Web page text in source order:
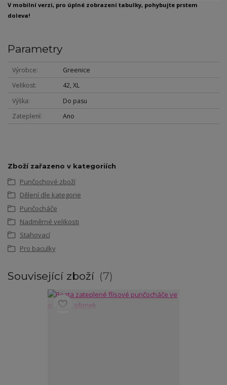
V mobilní verzi, pro úplné zobrazení tabulky, pohybujte prstem
doleva!
Parametry
Výrobce
Greenice
Velikost
42, XL
Výška
Do pasu
Zateplení
Ano
Zboží zařazeno v kategoriích
Punčochové zboží
Dělení dle kategorie
Punčocháče
Nadměrné velikosti
Stahovací
Pro baculky
Související zboží 7